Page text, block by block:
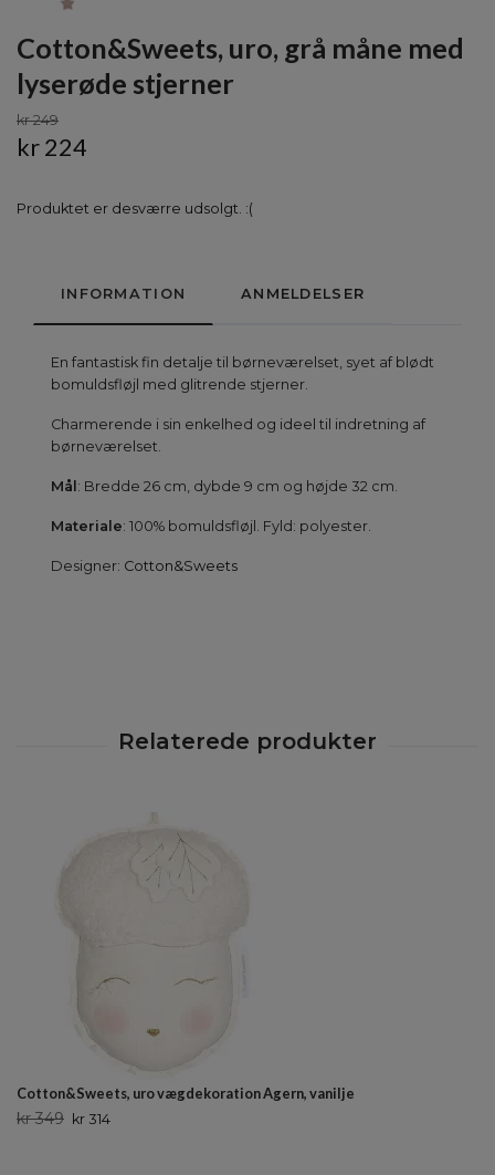
Cotton&Sweets, uro, grå måne med
lyserøde stjerner
kr 249
kr 224
Produktet er desværre udsolgt. :(
INFORMATION ANMELDELSER
En fantastisk fin detalje til børneværelset, syet af blødt
bomuldsfløjl med glitrende stjerner.
Charmerende i sin enkelhed og ideel til indretning af
børneværelset.
Mål : Bredde 26 cm, dybde 9 cm og højde 32 cm.
Materiale: 100% bomuldsfløjl. Fyld: polyester.
Designer: Cotton&Sweets
Cotton&Sweets, uro vægdekoration Agern, vanilje
kr 349 kr 314